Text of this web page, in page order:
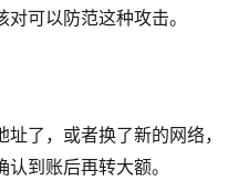
可以防范这种攻击。
了，或者换了新的网络，
到账后再转大额。